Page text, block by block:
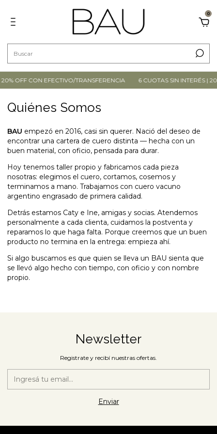
0
OFF CON EFECTIVO/TRANSFERENCIA 6 CUOTAS SIN INTERÉS |
Quiénes Somos
BAU empezó en 2016, casi sin querer. Nació del deseo de
encontrar una cartera de cuero distinta — hecha con un
buen material, con oficio, pensada para durar.
Hoy tenemos taller propio y fabricamos cada pieza
nosotras: elegimos el cuero, cortamos, cosemos y
terminamos a mano. Trabajamos con cuero vacuno
argentino engrasado de primera calidad.
Detrás estamos Caty e Ine, amigas y socias. Atendemos
personalmente a cada clienta, cuidamos la postventa y
reparamos lo que haga falta. Porque creemos que un buen
producto no termina en la entrega: empieza ahí.
Si algo buscamos es que quien se lleva un BAU sienta que
se llevó algo hecho con tiempo, con oficio y con nombre
propio.
Newsletter
Registrate y recibí nuestras ofertas.